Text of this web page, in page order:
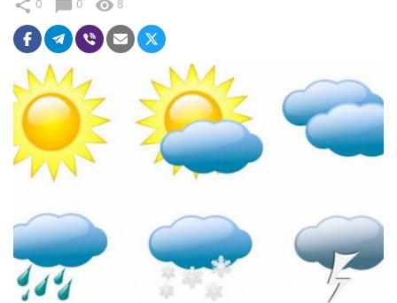
share 0 chat_bubble 0 visibility 8